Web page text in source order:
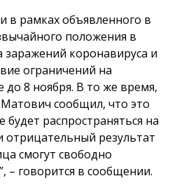
в рамках объявленного в
положения в
заражений коронавируса и
ограничений на
8 ноября. В то же время,
сообщил, что это
будет распространяться на
отрицательный результат
смогут свободно
– говорится в сообщении.